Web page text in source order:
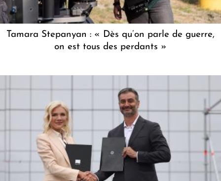
Tamara Stepanyan : « Dès qu’on parle de guerre,
on est tous des perdants »